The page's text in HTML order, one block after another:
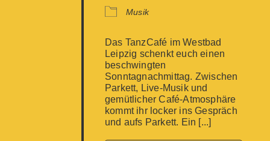
Musik
Das TanzCafé im Westbad
Leipzig schenkt euch einen
beschwingten
Sonntagnachmittag. Zwischen
Parkett, Live-Musik und
gemütlicher Café-Atmosphäre
kommt ihr locker ins Gespräch
und aufs Parkett. Ein [...]